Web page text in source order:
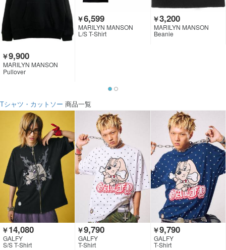
￥9,900
MARILYN MANSON
Pullover
￥6,599
MARILYN MANSON
L/S T-Shirt
￥3,200
MARILYN MANSON
Beanie
Tシャツ・カットソー 商品一覧
￥14,080
GALFY
S/S T-Shirt
￥9,790
GALFY
T-Shirt
￥9,790
GALFY
T-Shirt